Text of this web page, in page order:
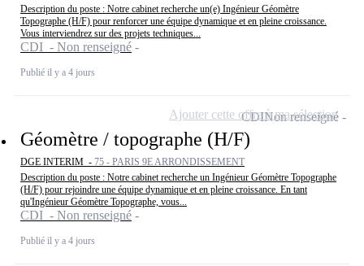
Description du poste : Notre cabinet recherche un(e) Ingénieur Géomètre
Topographe (H/F) pour renforcer une équipe dynamique et en pleine croissance.
Vous interviendrez sur des projets techniques...
CDI - Non renseigné
Publié il y a 4 jours
Géomètre / topographe (H/F)
DGE INTERIM - 75 - PARIS 9E ARRONDISSEMENT
Description du poste : Notre cabinet recherche un Ingénieur Géomètre Topographe
(H/F) pour rejoindre une équipe dynamique et en pleine croissance. En tant
qu'Ingénieur Géomètre Topographe, vous...
CDI - Non renseigné
Publié il y a 4 jours
CDINon renseigné
Ajouter cette offre à ma sélection